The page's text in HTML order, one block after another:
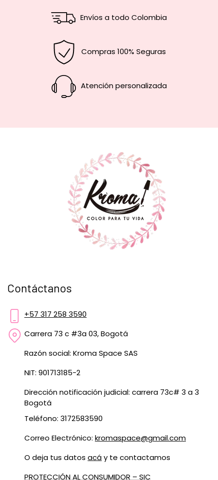
Envíos a todo Colombia
Compras 100% Seguras
Atención personalizada
Contáctanos
+57 317 258 3590
Carrera 73 c #3a 03, Bogotá
Razón social: Kroma Space SAS
NIT: 901713185-2
Dirección notificación judicial: carrera 73c# 3 a 3
Bogotá
Teléfono: 3172583590
Correo Electrónico: kromaspace@gmail.com
O deja tus datos acáy te contactamos
PROTECCIÓN AL CONSUMIDOR – SIC